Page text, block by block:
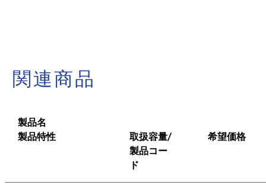
関連商品
製品名
製品特性
取扱容量/
製品コー
ド
希望価格